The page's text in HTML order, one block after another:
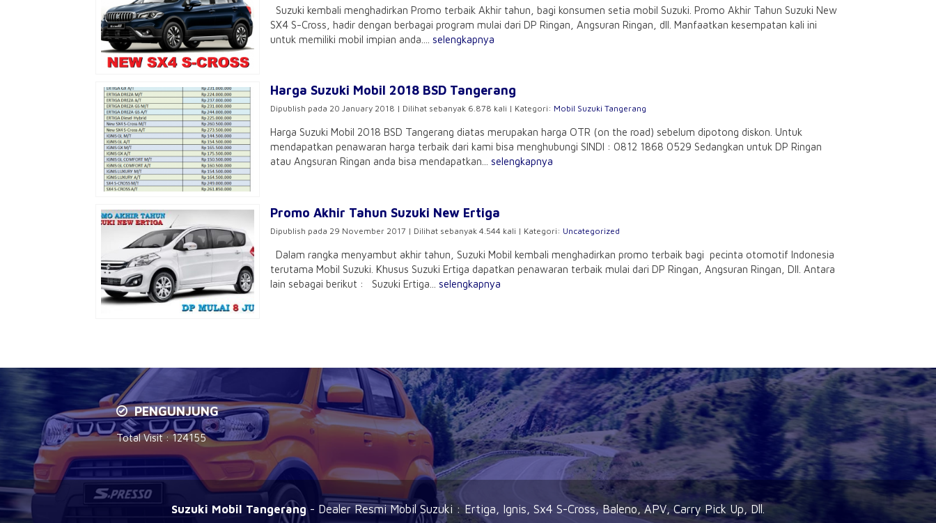
Suzuki kembali menghadirkan Promo terbaik Akhir tahun, bagi konsumen setia mobil Suzuki. Promo Akhir Tahun Suzuki New
SX4 S-Cross, hadir dengan berbagai program mulai dari DP Ringan, Angsuran Ringan, dll. Manfaatkan kesempatan kali ini
untuk memiliki mobil impian anda.... selengkapnya
Harga Suzuki Mobil 2018 BSD Tangerang
Dipublish pada 20 January 2018 | Dilihat sebanyak 6.878 kali | Kategori: Mobil Suzuki Tangerang
Harga Suzuki Mobil 2018 BSD Tangerang diatas merupakan harga OTR (on the road) sebelum dipotong diskon. Untuk
mendapatkan penawaran harga terbaik dari kami bisa menghubungi SINDI : 0812 1868 0529 Sedangkan untuk DP Ringan
atau Angsuran Ringan anda bisa mendapatkan... selengkapnya
Promo Akhir Tahun Suzuki New Ertiga
Dipublish pada 29 November 2017 | Dilihat sebanyak 4.544 kali | Kategori: Uncategorized
Dalam rangka menyambut akhir tahun, Suzuki Mobil kembali menghadirkan promo terbaik bagi pecinta otomotif Indonesia
terutama Mobil Suzuki. Khusus Suzuki Ertiga dapatkan penawaran terbaik mulai dari DP Ringan, Angsuran Ringan, Dll. Antara
lain sebagai berikut : Suzuki Ertiga... selengkapnya
PENGUNJUNG
Total Visit :124155
Suzuki Mobil Tangerang- Dealer Resmi Mobil Suzuki : Ertiga, Ignis, Sx4 S-Cross, Baleno, APV, Carry Pick Up, Dll.